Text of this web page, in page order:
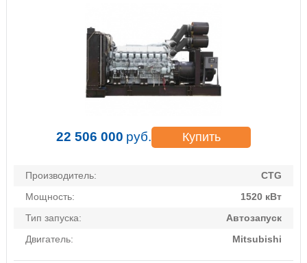
22 506 000 руб. Купить
Производитель:
CTG
Мощность:
1520 кВт
Тип запуска:
Автозапуск
Двигатель:
Mitsubishi